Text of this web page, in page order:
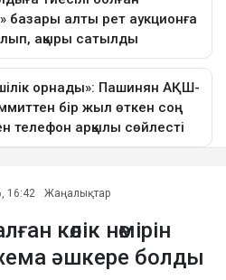
16:42 Жаңалықтар
көлік нөмірін
әшкере болды